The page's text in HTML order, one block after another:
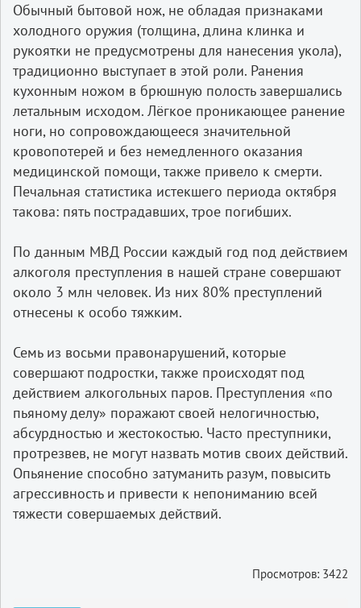
Обычный бытовой нож, не обладая признаками
холодного оружия (толщина, длина клинка и
рукоятки не предусмотрены для нанесения укола),
традиционно выступает в этой роли. Ранения
кухонным ножом в брюшную полость завершались
летальным исходом. Лёгкое проникающее ранение
ноги, но сопровождающееся значительной
кровопотерей и без немедленного оказания
медицинской помощи, также привело к смерти.
Печальная статистика истекшего периода октября
такова: пять пострадавших, трое погибших.
По данным МВД России каждый год под действием
алкоголя преступления в нашей стране совершают
около 3 млн человек. Из них 80% преступлений
отнесены к особо тяжким.
Семь из восьми правонарушений, которые
совершают подростки, также происходят под
действием алкогольных паров. Преступления «по
пьяному делу» поражают своей нелогичностью,
абсурдностью и жестокостью. Часто преступники,
протрезвев, не могут назвать мотив своих действий.
Опьянение способно затуманить разум, повысить
агрессивность и привести к непониманию всей
тяжести совершаемых действий.
Просмотров: 3422